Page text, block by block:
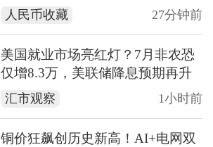
人民币收藏 27分钟前
美国就业市场亮红灯？7月非农恐
仅增8.3万，美联储降息预期再升
温
汇市观察 1小时前
铜价狂飙创历史新高！AI+电网双